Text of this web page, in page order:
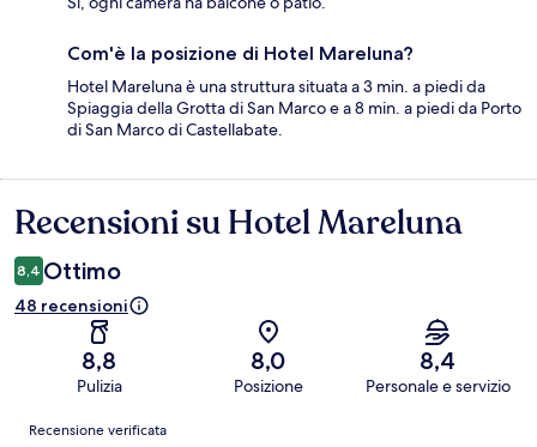
Com'è la posizione di Hotel Mareluna?
Hotel Mareluna è una struttura situata a 3 min. a piedi da
Spiaggia della Grotta di San Marco e a 8 min. a piedi da Porto
di San Marco di Castellabate.
Recensioni
Recensioni su Hotel Mareluna
8,4 Ottimo
48 recensioni
8,8
Pulizia
8,0
Posizione
8,4
Personale e servizio
Recensioni
Recensione verificata